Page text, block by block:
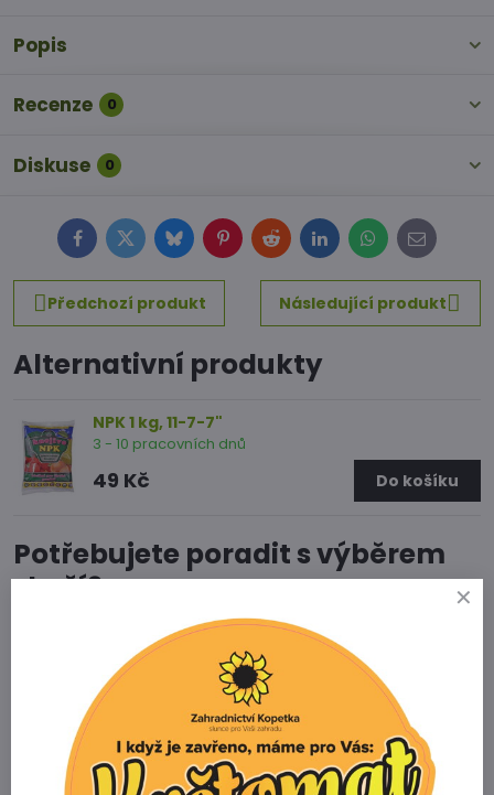
Popis
Recenze 0
Diskuse 0
FacebookTwitterBlueskyPinterestRedditLinkedInWhatsApp
E-
mail
Předchozí produkt
Následující produkt
Alternativní produkty
NPK 1 kg, 11-7-7"
3 - 10 pracovních dnů
49 Kč Do košíku
Potřebujete poradit s výběrem
zboží?
671 75 Loděnice u Moravského Krumlova
Telefon
+420 731 103 985
Prodejna